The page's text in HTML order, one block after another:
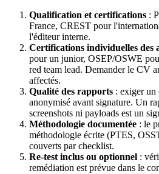
Qualification et certifications :
France, CREST pour
l'éditeur interne.
Certifications individuelles des
pour un junior, OSEP/OSWE
red team lead. Demander le CV
affectés.
Qualité des rapports : exiger un
anonymisé avant signature. Un
screenshots ni payloads est un
Méthodologie documentée : le
méthodologie écrite (PTES,
couverts par checklist.
Re-test inclus ou optionnel :
remédiation est prévue dans le